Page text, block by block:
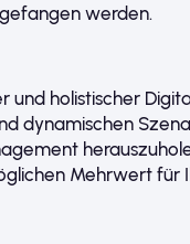
werden.
und holistischer
dynamischen
Mehrwert für